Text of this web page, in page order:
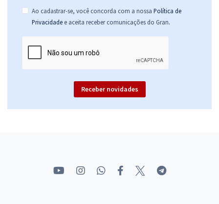
Ao cadastrar-se, você concorda com a nossa Política de
Privacidade e aceita receber comunicações do Gran.
Receber novidades